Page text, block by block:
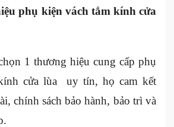
phụ kiện vách tắm kính cửa
1 thương hiệu cung cấp phụ
cửa lùa uy tín, họ cam kết
chính sách bảo hành, bảo trì và